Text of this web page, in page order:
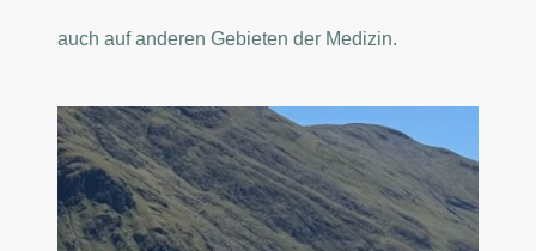
auch auf anderen Gebieten der Medizin.